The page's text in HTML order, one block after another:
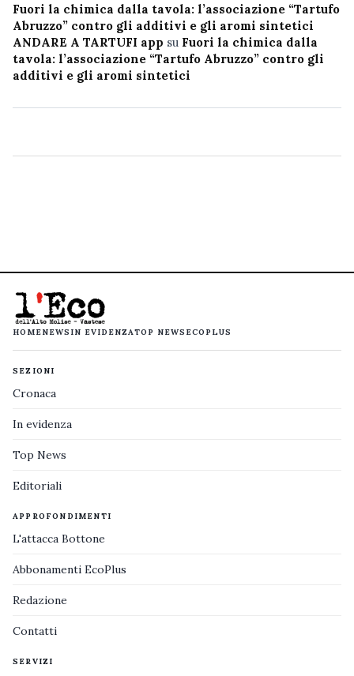
Fuori la chimica dalla tavola: l’associazione “Tartufo
Abruzzo” contro gli additivi e gli aromi sintetici
ANDARE A TARTUFI app su Fuori la chimica dalla
tavola: l’associazione “Tartufo Abruzzo” contro gli
additivi e gli aromi sintetici
HOMENEWS IN EVIDENZATOP NEWS ECOPLUS
SEZIONI
Cronaca
In evidenza
Top News
Editoriali
APPROFONDIMENTI
L'attacca Bottone
Abbonamenti EcoPlus
Redazione
Contatti
SERVIZI